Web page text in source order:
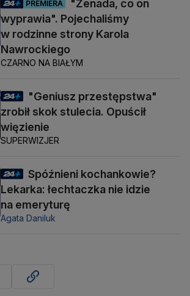
PREMIERA
"Żenada, co on
wyprawia". Pojechaliśmy
w rodzinne strony Karola
Nawrockiego
CZARNO NA BIAŁYM
"Geniusz przestępstwa"
zrobił skok stulecia. Opuścił
więzienie
SUPERWIZJER
Spóźnieni kochankowie?
Lekarka: łechtaczka nie idzie
na emeryturę
Agata Daniluk